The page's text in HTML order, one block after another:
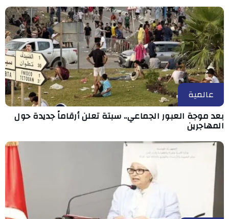
عالمية
بعد موجة العبور الجماعي.. سبتة تعلن أرقاماً جديدة حول
المهاجرين